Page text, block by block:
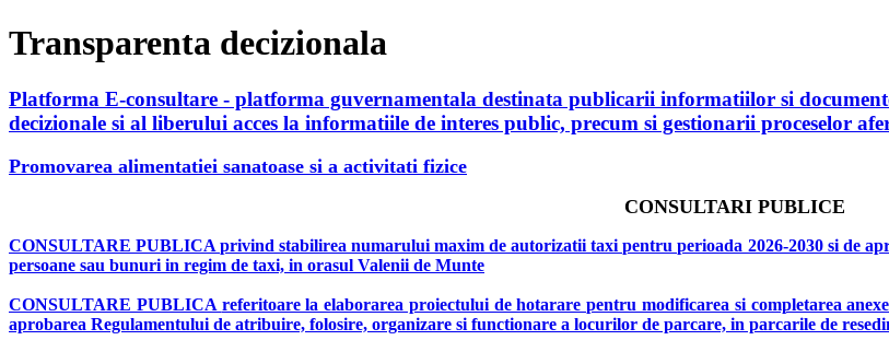
Transparenta decizionala
Platforma E-consultare - platforma guvernamentala destinata publicarii informatiilor si
decizionale si al liberului acces la informatiile de interes public, precum si gestionarii proceselor
Promovarea alimentatiei sanatoase si a activitati fizice
CONSULTARI PUBLICE
CONSULTARE PUBLICAprivind stabilirea numarului maxim de autorizatii taxi pentru perioada 2026-2030 si de
persoane sau bunuri in regim de taxi, in orasul Valenii de Munte
CONSULTARE PUBLICA referitoare la elaborarea proiectului de hotarare pentru modificarea si completarea
aprobarea Regulamentului de atribuire, folosire, organizare si functionare a locurilor de parcare, in parcarile de